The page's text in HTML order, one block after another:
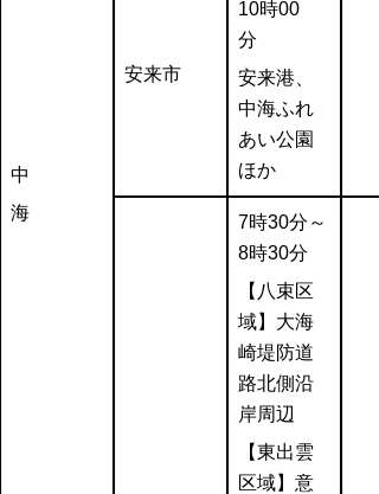
中
海
安来市
10時00
分
安来港、
中海ふれ
あい公園
ほか
7時30分～
8時30分
【八束区
域】大海
崎堤防道
路北側沿
岸周辺
【東出雲
区域】意